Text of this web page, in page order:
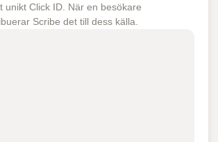
unikt Click ID. När en besökare
Scribe det till dess källa.